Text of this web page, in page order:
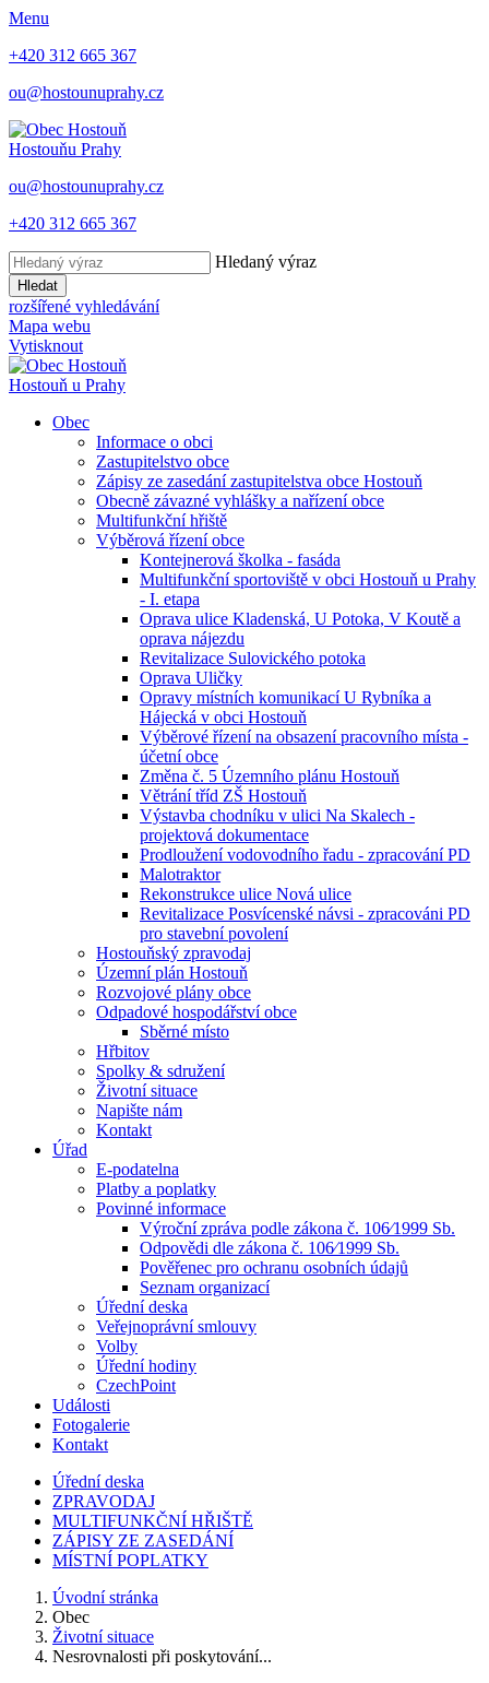
Menu
+420 312 665 367
ou@hostounuprahy.cz
Hostouňu Prahy
ou@hostounuprahy.cz
+420 312 665 367
Hledaný výraz
Hledat
rozšířené vyhledávání
Mapa webu
Vytisknout
Hostouň u Prahy
Obec
Informace o obci
Zastupitelstvo obce
Zápisy ze zasedání zastupitelstva obce Hostouň
Obecně závazné vyhlášky a nařízení obce
Multifunkční hřiště
Výběrová řízení obce
Kontejnerová školka - fasáda
Multifunkční sportoviště v obci Hostouň u Prahy
- I. etapa
Oprava ulice Kladenská, U Potoka, V Koutě a
oprava nájezdu
Revitalizace Sulovického potoka
Oprava Uličky
Opravy místních komunikací U Rybníka a
Hájecká v obci Hostouň
Výběrové řízení na obsazení pracovního místa -
účetní obce
Změna č. 5 Územního plánu Hostouň
Větrání tříd ZŠ Hostouň
Výstavba chodníku v ulici Na Skalech -
projektová dokumentace
Prodloužení vodovodního řadu - zpracování PD
Malotraktor
Rekonstrukce ulice Nová ulice
Revitalizace Posvícenské návsi - zpracováni PD
pro stavební povolení
Hostouňský zpravodaj
Územní plán Hostouň
Rozvojové plány obce
Odpadové hospodářství obce
Sběrné místo
Hřbitov
Spolky & sdružení
Životní situace
Napište nám
Kontakt
Úřad
E-podatelna
Platby a poplatky
Povinné informace
Výroční zpráva podle zákona č. 106⁄1999 Sb.
Odpovědi dle zákona č. 106⁄1999 Sb.
Pověřenec pro ochranu osobních údajů
Seznam organizací
Úřední deska
Veřejnoprávní smlouvy
Volby
Úřední hodiny
CzechPoint
Události
Fotogalerie
Kontakt
Úřední deska
ZPRAVODAJ
MULTIFUNKČNÍ HŘIŠTĚ
ZÁPISY ZE ZASEDÁNÍ
MÍSTNÍ POPLATKY
Úvodní stránka
Obec
Životní situace
Nesrovnalosti při poskytování...